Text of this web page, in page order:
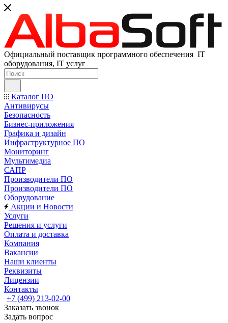
Официальный поставщик программного обеспечения IT
оборудования, IT услуг
Каталог ПО
Антивирусы
Безопасность
Бизнес-приложения
Графика и дизайн
Инфраструктурное ПО
Мониторинг
Мультимедиа
САПР
Производители ПО
Производители ПО
Оборудование
Акции и Новости
Услуги
Решения и услуги
Оплата и доставка
Компания
Вакансии
Наши клиенты
Реквизиты
Лицензии
Контакты
+7 (499) 213-02-00
Заказать звонок
Задать вопрос